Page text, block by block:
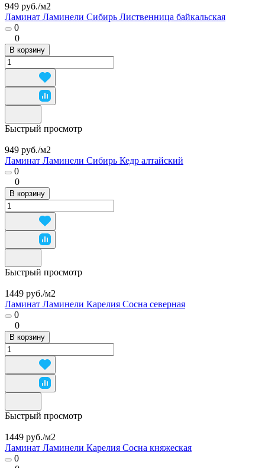
949 руб./м2
Ламинат Ламинели Сибирь Лиственница байкальская
0
0
В корзину
Быстрый просмотр
949 руб./м2
Ламинат Ламинели Сибирь Кедр алтайский
0
0
В корзину
Быстрый просмотр
1449 руб./м2
Ламинат Ламинели Карелия Сосна северная
0
0
В корзину
Быстрый просмотр
1449 руб./м2
Ламинат Ламинели Карелия Сосна княжеская
0